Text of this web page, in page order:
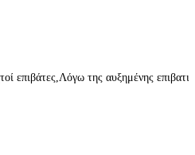
της αυξημένης επιβατικής